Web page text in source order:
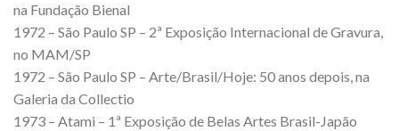
na Fundação Bienal
1972 – São Paulo SP – 2ª Exposição Internacional de Gravura,
no MAM/SP
1972 – São Paulo SP – Arte/Brasil/Hoje: 50 anos depois, na
Galeria da Collectio
1973 – Atami – 1ª Exposição de Belas Artes Brasil-Japão